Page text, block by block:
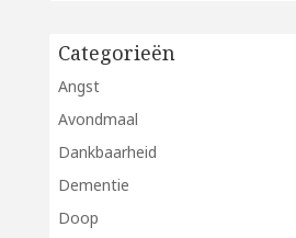
Categorieën
Angst
Avondmaal
Dankbaarheid
Dementie
Doop